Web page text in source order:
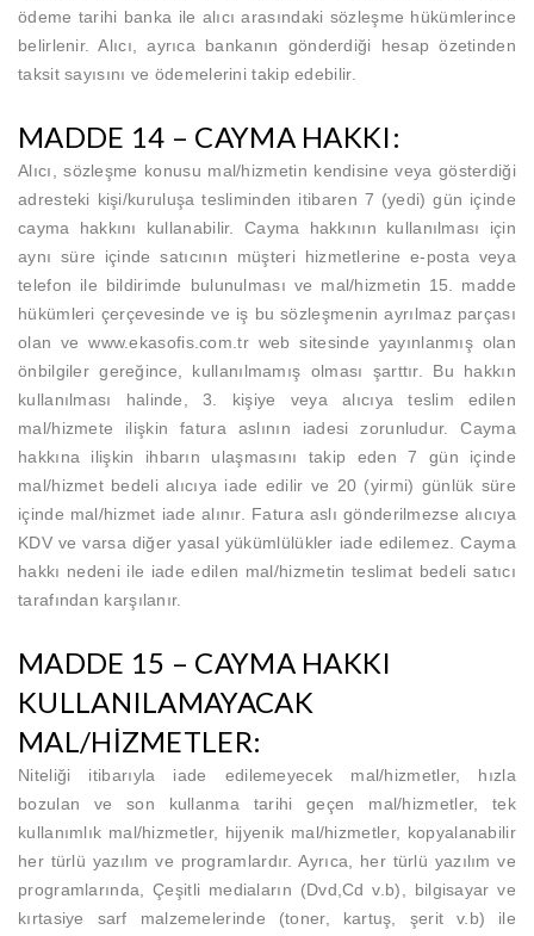
ödeme tarihi banka ile alıcı arasındaki sözleşme hükümlerince
belirlenir. Alıcı, ayrıca bankanın gönderdiği hesap özetinden
taksit sayısını ve ödemelerini takip edebilir.
MADDE 14 – CAYMA HAKKI:
Alıcı, sözleşme konusu mal/hizmetin kendisine veya gösterdiği
adresteki kişi/kuruluşa tesliminden itibaren 7 (yedi) gün içinde
cayma hakkını kullanabilir. Cayma hakkının kullanılması için
aynı süre içinde satıcının müşteri hizmetlerine e-posta veya
telefon ile bildirimde bulunulması ve mal/hizmetin 15. madde
hükümleri çerçevesinde ve iş bu sözleşmenin ayrılmaz parçası
olan ve www.ekasofis.com.trweb sitesinde yayınlanmış olan
önbilgiler gereğince, kullanılmamış olması şarttır. Bu hakkın
kullanılması halinde, 3. kişiye veya alıcıya teslim edilen
mal/hizmete ilişkin fatura aslının iadesi zorunludur. Cayma
hakkına ilişkin ihbarın ulaşmasını takip eden 7 gün içinde
mal/hizmet bedeli alıcıya iade edilir ve 20 (yirmi) günlük süre
içinde mal/hizmet iade alınır. Fatura aslı gönderilmezse alıcıya
KDV ve varsa diğer yasal yükümlülükler iade edilemez. Cayma
hakkı nedeni ile iade edilen mal/hizmetin teslimat bedeli satıcı
tarafından karşılanır.
MADDE 15 – CAYMA HAKKI
KULLANILAMAYACAK
MAL/HİZMETLER:
Niteliği itibarıyla iade edilemeyecek mal/hizmetler, hızla
bozulan ve son kullanma tarihi geçen mal/hizmetler, tek
kullanımlık mal/hizmetler, hijyenik mal/hizmetler, kopyalanabilir
her türlü yazılım ve programlardır. Ayrıca, her türlü yazılım ve
programlarında, Çeşitli mediaların (Dvd,Cd v.b), bilgisayar ve
kırtasiye sarf malzemelerinde (toner, kartuş, şerit v.b) ile